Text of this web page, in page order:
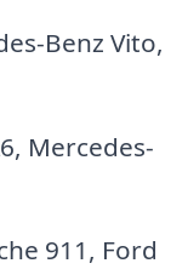
Benz Vito,
Mercedes-
911, Ford